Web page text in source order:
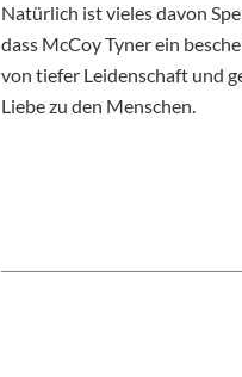
Natürlich ist vieles davon
dass McCoy Tyner ein
von tiefer Leidenschaft und
Liebe zu den Menschen.